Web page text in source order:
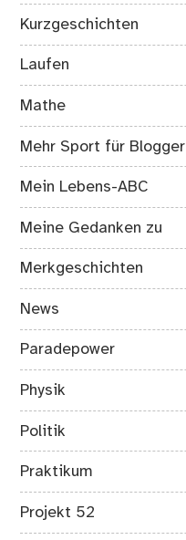
Kurzgeschichten
Laufen
Mathe
Mehr Sport für Blogger
Mein Lebens-ABC
Meine Gedanken zu
Merkgeschichten
News
Paradepower
Physik
Politik
Praktikum
Projekt 52